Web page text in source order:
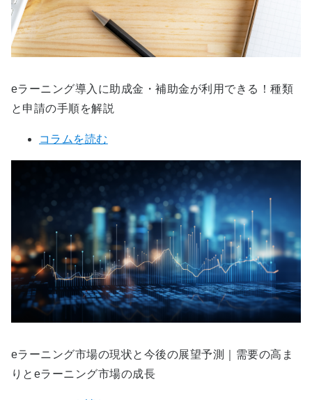
eラーニング導入に助成金・補助金が利用できる！種類
と申請の手順を解説
コラムを読む
eラーニング市場の現状と今後の展望予測｜需要の高ま
りとeラーニング市場の成長